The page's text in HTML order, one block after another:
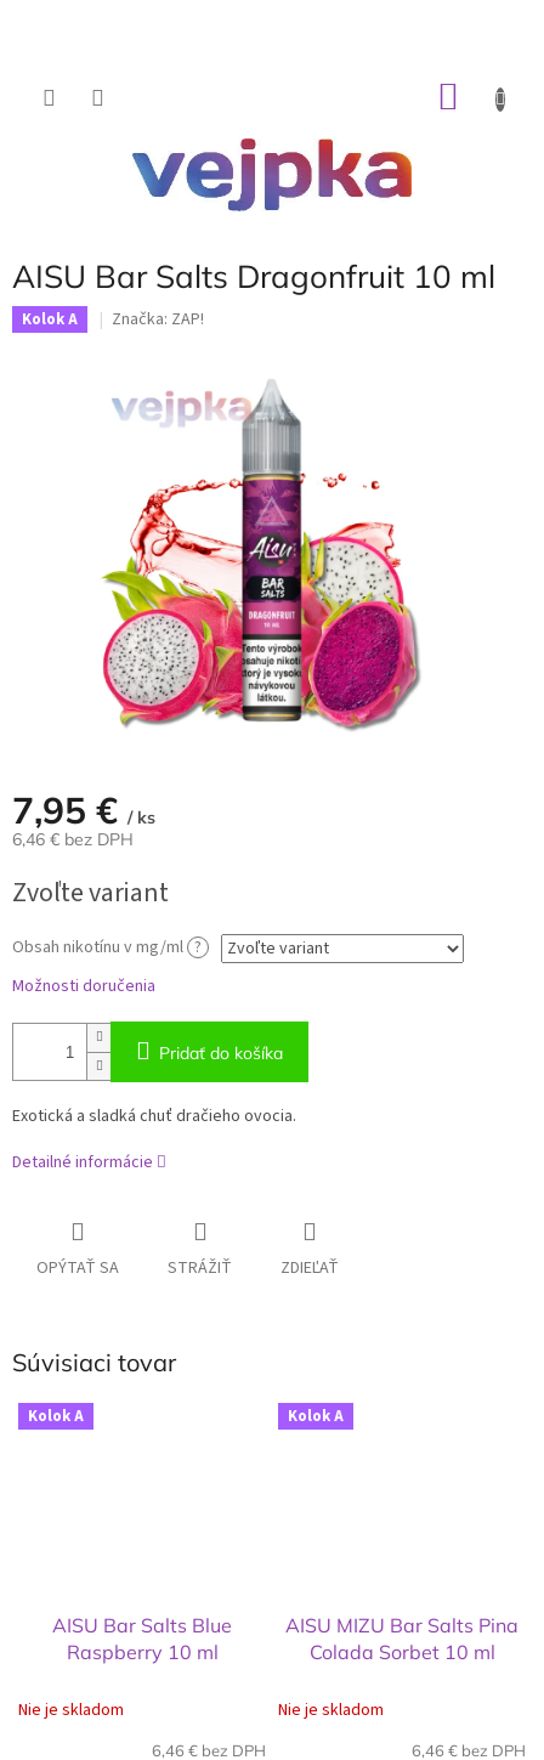
AISU Bar Salts Dragonfruit 10 ml
Kolok A Značka: ZAP!
7,95 € / ks
6,46 € bez DPH
cena:
Zvoľte variant
Obsah nikotínu v mg/ml ?
Možnosti doručenia
Pridať do košíka
Exotická a sladká chuť dračieho ovocia.
Detailné informácie
OPÝTAŤ SA STRÁŽIŤ ZDIEĽAŤ
Súvisiaci tovar
Kolok A
AISU Bar Salts Blue
Raspberry 10 ml
Nie je skladom
6,46 € bez DPH
Kolok A
AISU MIZU Bar Salts Pina
Colada Sorbet 10 ml
Nie je skladom
6,46 € bez DPH